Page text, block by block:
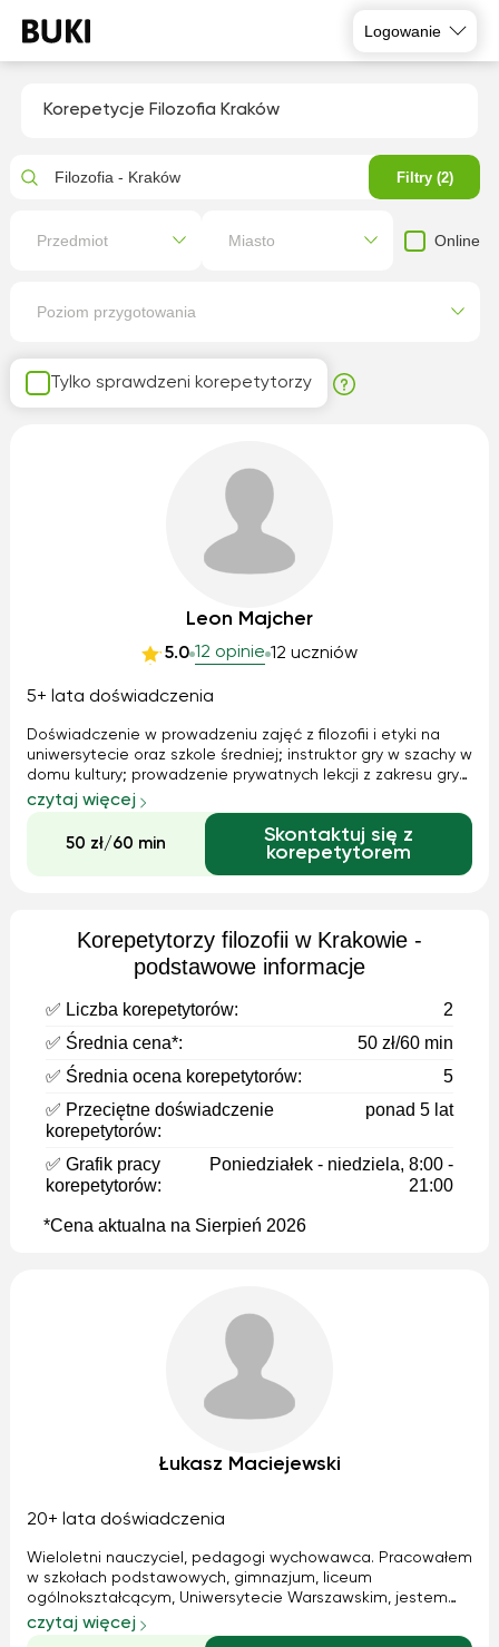
Logowanie
Korepetycje Filozofia Kraków
Tylko sprawdzeni korepetytorzy
Leon Majcher
5.0 12 opinie 12 uczniów
5+ lata doświadczenia
Doświadczenie w prowadzeniu zajęć z filozofii i etyki na
uniwersytecie oraz szkole średniej; instruktor gry w szachy w
domu kultury; prowadzenie prywatnych lekcji z zakresu gry
na pianinie oraz gitarze; pracowałem również jako pianista
w restauracjach w centrum Krakowa.
czytaj więcej
50 zł/60 min
Skontaktuj się z
korepetytorem
Korepetytorzy filozofii w Krakowie -
podstawowe informacje
✅ Liczba korepetytorów:
2
✅ Średnia cena*:
50 zł/60 min
✅ Średnia ocena korepetytorów:
5
✅ Przeciętne doświadczenie
korepetytorów:
ponad 5 lat
✅ Grafik pracy
korepetytorów:
Poniedziałek - niedziela, 8:00 -
21:00
*Cena aktualna na Sierpień 2026
Łukasz Maciejewski
20+ lata doświadczenia
Wieloletni nauczyciel, pedagogi wychowawca. Pracowałem
w szkołach podstawowych, gimnazjum, liceum
ogólnokształcącym, Uniwersytecie Warszawskim, jestem
doświadczonym korepetytorem, konsultantem
humanistycznym, pomagam w przygotowaniu do
czytaj więcej
Filozofia - Kraków Filtry (2)
Przedmiot Miasto Online
Poziom przygotowania